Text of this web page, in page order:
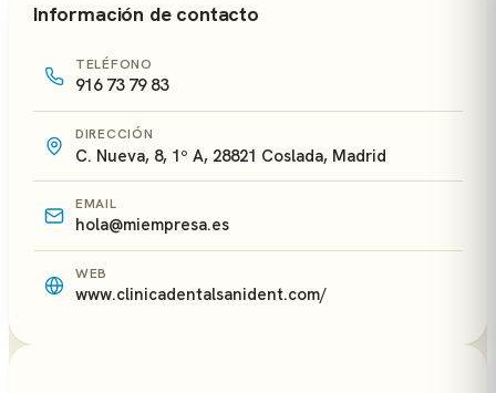
Información de contacto
TELÉFONO
916 73 79 83
DIRECCIÓN
C. Nueva, 8, 1º A, 28821 Coslada, Madrid
EMAIL
hola@miempresa.es
WEB
www.clinicadentalsanident.com/